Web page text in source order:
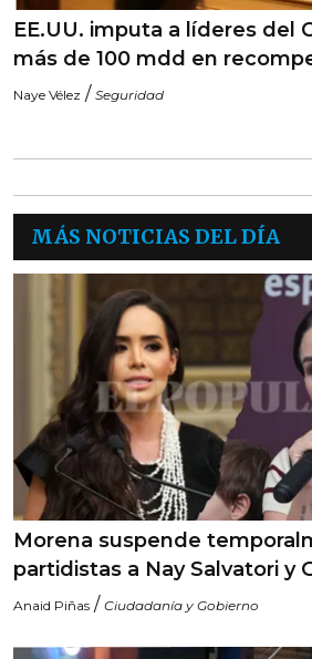
EE.UU. imputa a líderes del
más de 100 mdd en
Naye Vélez / Seguridad
MÁS NOTICIAS DEL DÍA
Morena suspende
partidistas a Nay Salvatori y
Anaid Piñas / Ciudadanía y Gobierno